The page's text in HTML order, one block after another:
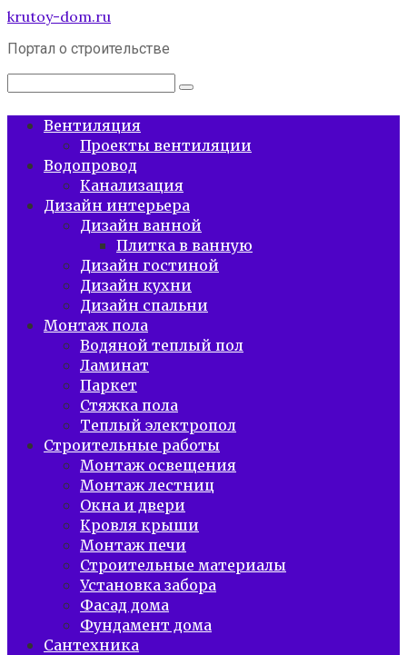
Перейти
контенту
krutoy-dom.ru
Портал о строительстве
Поиск:
Вентиляция
Проекты вентиляции
Водопровод
Канализация
Дизайн интерьера
Дизайн ванной
Плитка в ванную
Дизайн гостиной
Дизайн кухни
Дизайн спальни
Монтаж пола
Водяной теплый пол
Ламинат
Паркет
Стяжка пола
Теплый электропол
Строительные работы
Монтаж освещения
Монтаж лестниц
Окна и двери
Кровля крыши
Монтаж печи
Строительные материалы
Установка забора
Фасад дома
Фундамент дома
Сантехника